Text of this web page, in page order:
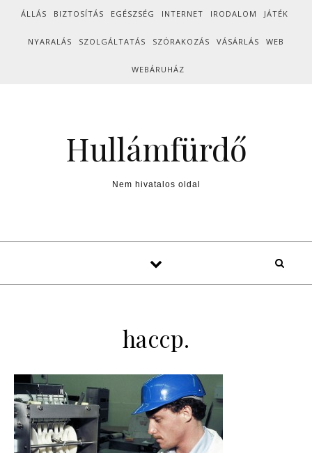
Skip to content
ÁLLÁS BIZTOSÍTÁS EGÉSZSÉG INTERNET IRODALOM JÁTÉK
NYARALÁS SZOLGÁLTATÁS SZÓRAKOZÁS VÁSÁRLÁS WEB
WEBÁRUHÁZ
Hullámfürdő
Nem hivatalos oldal
haccp.